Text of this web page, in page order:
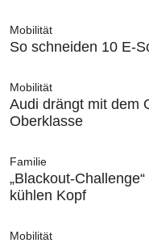
Mobilität
So schneiden 10 E-
Mobilität
Audi drängt mit dem
Oberklasse
Familie
„Blackout-
kühlen Kopf
Mobilität